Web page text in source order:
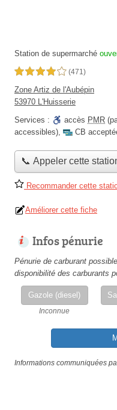
Station de supermarché
4,0 étoiles sur 5 (471)
Zone Artiz de l'Aubépin
53970 L'Huisserie
Services :
accès PMR
accessibles), CB
📞 Appeler cette
Recommander cette
Améliorer cette fiche
Infos pénurie
Pénurie de carburant
disponibilité des carburants
Gazole (diesel)
Inconnue
Informations communiquées